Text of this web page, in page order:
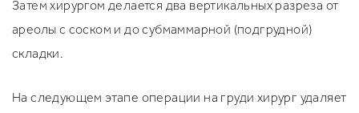
Затем хирургом делается два вертикальных разреза от
ареолы с соском и до субмаммарной (подгрудной)
складки.
На следующем этапе операции на груди хирург удаляет